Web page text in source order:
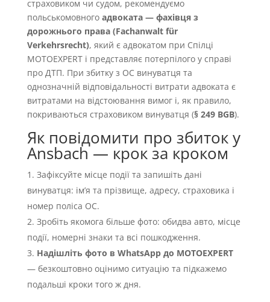
страховиком чи судом, рекомендуємо
польськомовного адвоката — фахівця з
дорожнього права (Fachanwalt für
Verkehrsrecht), який є адвокатом при Спілці
MOTOEXPERT і представляє потерпілого у справі
про ДТП. При збитку з OC винуватця та
однозначній відповідальності витрати адвоката є
витратами на відстоювання вимог і, як правило,
покриваються страховиком винуватця (§ 249 BGB).
Як повідомити про збиток у
Ansbach — крок за кроком
Зафіксуйте місце події та запишіть дані
винуватця: імʼя та прізвище, адресу, страховика і
номер поліса OC.
Зробіть якомога більше фото: обидва авто, місце
події, номерні знаки та всі пошкодження.
Надішліть фото в WhatsApp до MOTOEXPERT
— безкоштовно оцінимо ситуацію та підкажемо
подальші кроки того ж дня.